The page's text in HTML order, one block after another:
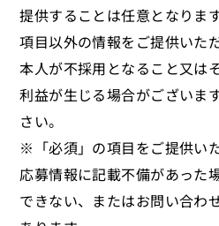
提供することは任意となりま
項目以外の情報をご提供いた
本人が不採用となること又は
利益が生じる場合がございま
さい。
※「必須」の項目をご提供い
応募情報に記載不備があった
できない、またはお問い合わ